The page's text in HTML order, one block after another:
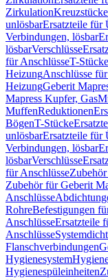
ZirkulationKreuzstücke
unlösbarErsatzteile für
Verbindungen, lösbar
lösbarVerschlüsse
für AnschlüsseT-
HeizungAnschlüsse
HeizungGeberit
Mapress Kupfer, Gas
MuffenReduktionen
BögenT-Stücke
unlösbarErsatzteile für
Verbindungen, lösbar
lösbarVerschlüsse
für Anschlüsse
Zubehör für Geberit
Anschlüsse
RohreBefestigungen
AnschlüsseErsatzteile
Anschlüsse
Flanschverbindungen
Hygienesystem
Hygienespüleinheiten